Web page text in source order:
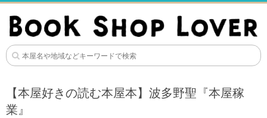
【本屋好きの読む本屋本】波多野聖『本屋稼
業』